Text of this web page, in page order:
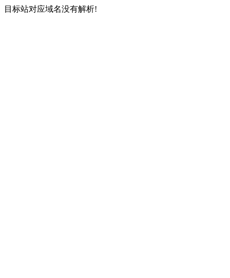
目标站对应域名没有解析!